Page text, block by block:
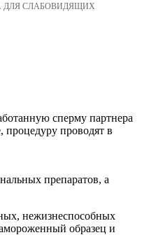
ДЛЯ СЛАБОВИДЯЩИХ
сперму партнера
процедуру проводят в
препаратов, а
нежизнеспособных
образец и